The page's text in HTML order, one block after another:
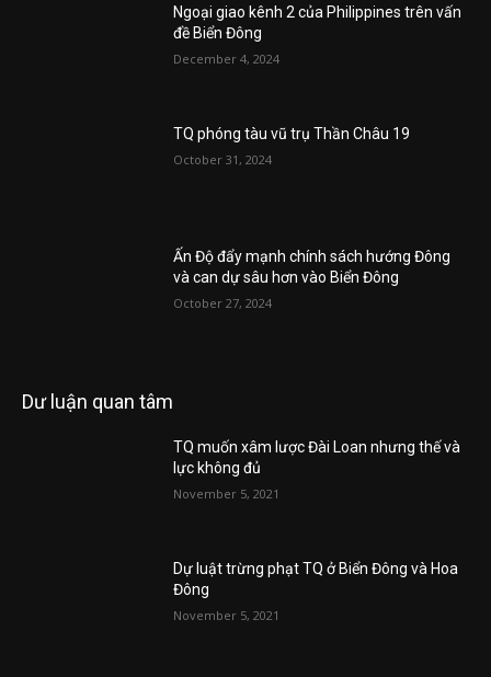
Ngoại giao kênh 2 của Philippines trên vấn
đề Biển Đông
December 4, 2024
TQ phóng tàu vũ trụ Thần Châu 19
October 31, 2024
Ấn Độ đẩy mạnh chính sách hướng Đông
và can dự sâu hơn vào Biển Đông
October 27, 2024
Dư luận quan tâm
TQ muốn xâm lược Đài Loan nhưng thế và
lực không đủ
November 5, 2021
Dự luật trừng phạt TQ ở Biển Đông và Hoa
Đông
November 5, 2021